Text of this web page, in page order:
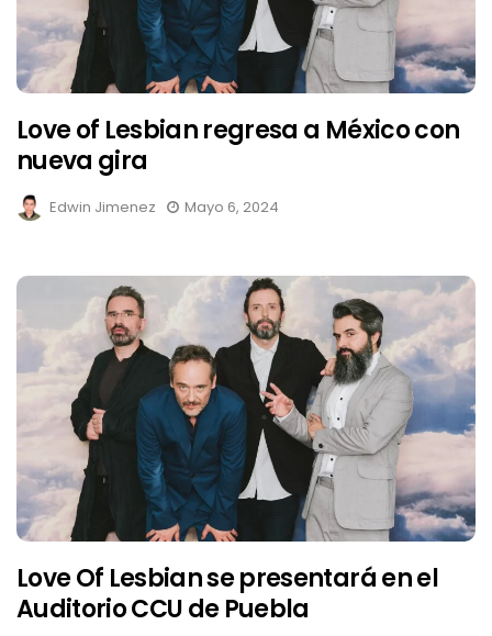
Love of Lesbian regresa a México con
nueva gira
Edwin Jimenez Mayo 6, 2024
Love Of Lesbian se presentará en el
Auditorio CCU de Puebla